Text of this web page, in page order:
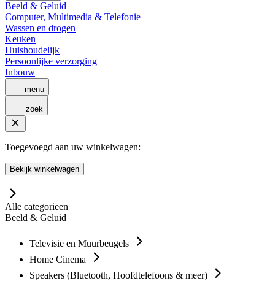
Beeld & Geluid
Computer, Multimedia & Telefonie
Wassen en drogen
Keuken
Huishoudelijk
Persoonlijke verzorging
Inbouw
menu
zoek
Toegevoegd aan uw winkelwagen:
Bekijk winkelwagen
Alle categorieen
Beeld & Geluid
Televisie en Muurbeugels
Home Cinema
Speakers (Bluetooth, Hoofdtelefoons & meer)